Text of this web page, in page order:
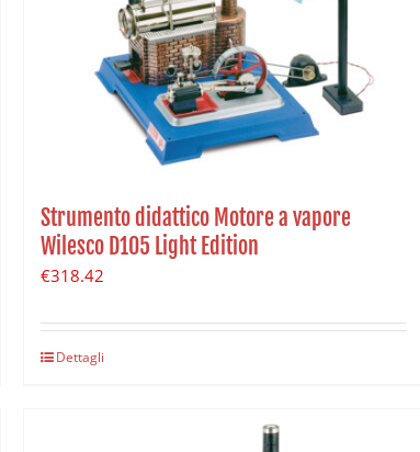
Strumento didattico Motore a vapore
Wilesco D105 Light Edition
€318.42
Dettagli